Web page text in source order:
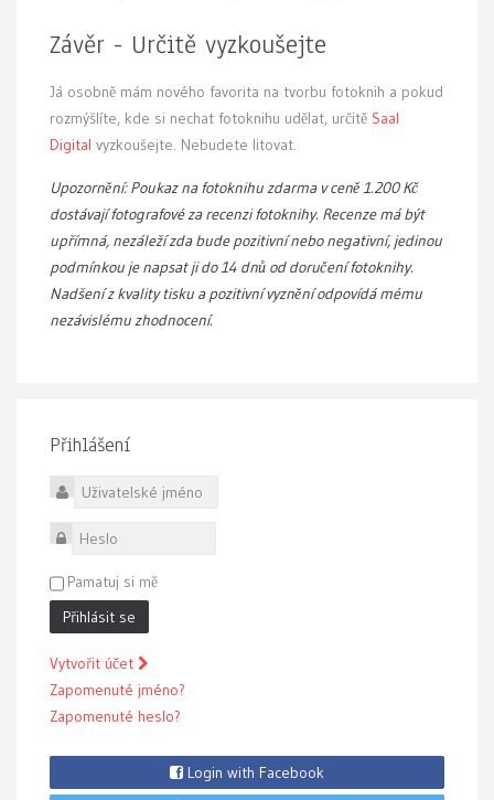
Závěr - Určitě vyzkoušejte
Já osobně mám nového favorita na tvorbu fotoknih a pokud
rozmýšlíte, kde si nechat fotoknihu udělat, určitě Saal
Digital vyzkoušejte. Nebudete litovat.
Upozornění: Poukaz na fotoknihu zdarma v ceně 1.200 Kč
dostávají fotografové za recenzi fotoknihy. Recenze má být
upřímná, nezáleží zda bude pozitivní nebo negativní, jedinou
podmínkou je napsat ji do 14 dnů od doručení fotoknihy.
Nadšení z kvality tisku a pozitivní vyznění odpovídá mému
nezávislému zhodnocení.
Přihlášení
Uživatelské jméno
Heslo
Pamatuj si mě
Přihlásit se
Vytvořit účet
Zapomenuté jméno?
Zapomenuté heslo?
Login with Facebook